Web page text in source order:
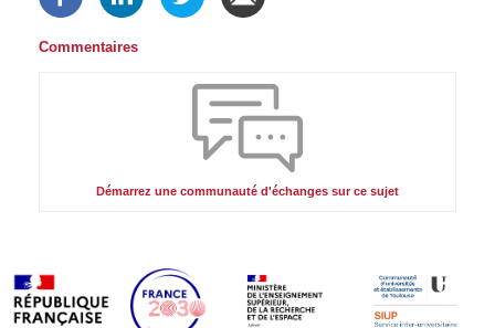
Commentaires
Démarrez une communauté d'échanges sur ce sujet